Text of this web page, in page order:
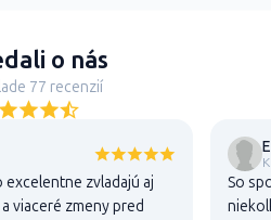
o nás
77 recenzií
excelentne zvladajú aj
viaceré zmeny pred
So